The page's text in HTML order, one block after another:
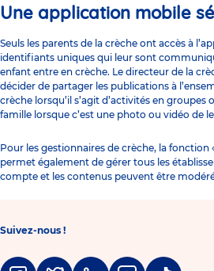
Une application mobile
Seuls les parents de la crèche ont accès à
identifiants uniques qui leur sont
enfant entre en crèche. Le directeur de la
décider de partager les publications à
crèche lorsqu’il s’agit d’activités en groupes
famille lorsque c’est une photo ou vidéo de
Pour les gestionnaires de crèche, la fonction
permet également de gérer tous les
compte et les contenus peuvent être
Suivez-nous !